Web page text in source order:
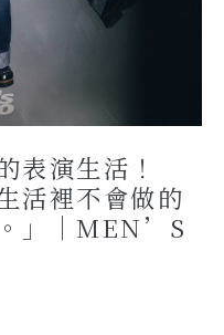
表演生活！
活裡不會做的
」｜MEN’S